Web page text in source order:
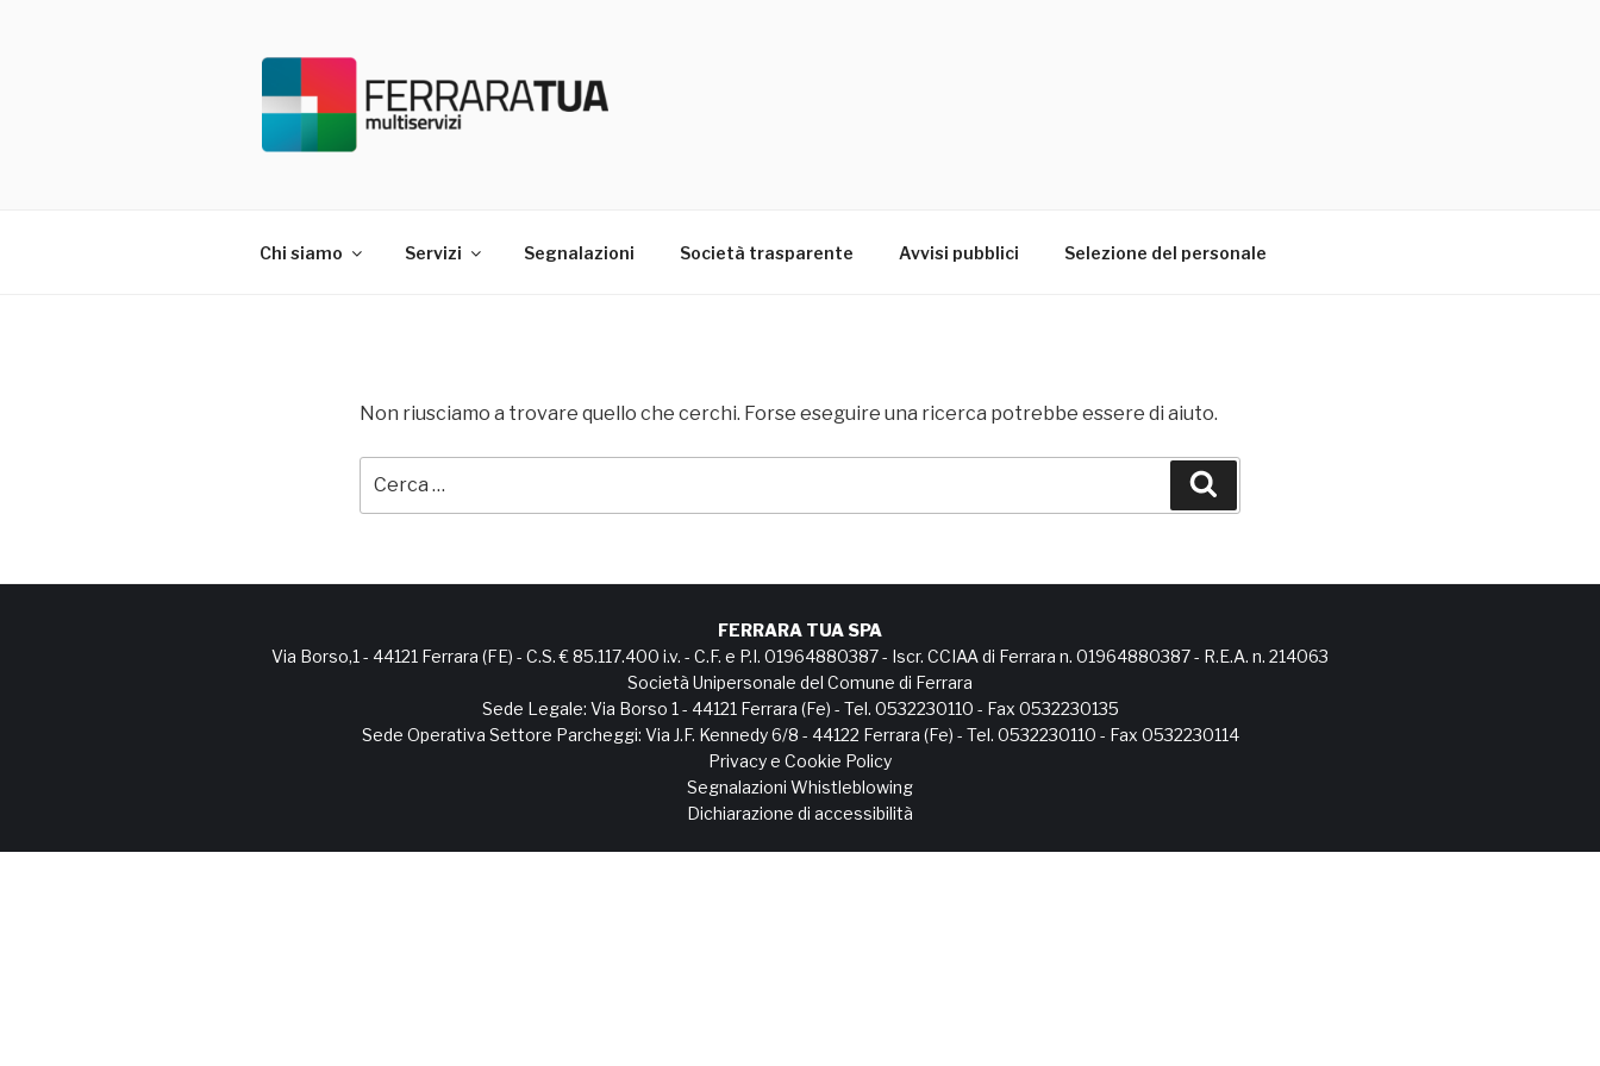
Chi siamo Servizi Segnalazioni Società trasparente Avvisi pubblici Selezione del personale
Non riusciamo a trovare quello che cerchi. Forse eseguire una ricerca potrebbe essere di aiuto.
FERRARA TUA SPA
Via Borso,1 - 44121 Ferrara (FE) - C.S. € 85.117.400 i.v. - C.F. e P.I. 01964880387 - Iscr. CCIAA di Ferrara n. 01964880387 - R.E.A. n. 214063
Società Unipersonale del Comune di Ferrara
Sede Legale: Via Borso 1 - 44121 Ferrara (Fe) - Tel. 0532230110 - Fax 0532230135
Sede Operativa Settore Parcheggi: Via J.F. Kennedy 6/8 - 44122 Ferrara (Fe) - Tel. 0532230110 - Fax 0532230114
Privacy e Cookie Policy
Segnalazioni Whistleblowing
Dichiarazione di accessibilità